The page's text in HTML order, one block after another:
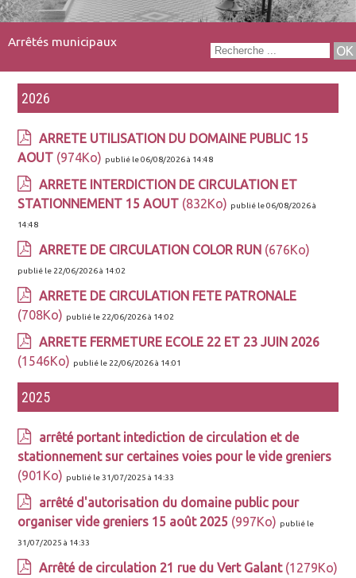
Arrêtés municipaux
2026
ARRETE UTILISATION DU DOMAINE PUBLIC 15
AOUT (974Ko) publié le 06/08/2026 à 14:48
ARRETE INTERDICTION DE CIRCULATION ET
STATIONNEMENT 15 AOUT (832Ko) publié le 06/08/2026 à
14:48
ARRETE DE CIRCULATION COLOR RUN (676Ko)
publié le 22/06/2026 à 14:02
ARRETE DE CIRCULATION FETE PATRONALE
(708Ko) publié le 22/06/2026 à 14:02
ARRETE FERMETURE ECOLE 22 ET 23 JUIN 2026
(1546Ko) publié le 22/06/2026 à 14:01
2025
arrêté portant intediction de circulation et de
stationnement sur certaines voies pour le vide greniers
(901Ko) publié le 31/07/2025 à 14:33
arrêté d'autorisation du domaine public pour
organiser vide greniers 15 août 2025 (997Ko) publié le
31/07/2025 à 14:33
Arrêté de circulation 21 rue du Vert Galant(1279Ko)